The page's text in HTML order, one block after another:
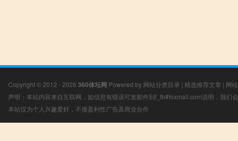
Copyright © 2012 - 2026 360体坛网 Powered by 网站分类目录 | 精选推荐文章 | 网
声明：本站内容来自互联网，如信息有错误可发邮件到f_fb#foxmail.com说明，我们
本站仅为个人兴趣爱好，不接盈利性广告及商业合作